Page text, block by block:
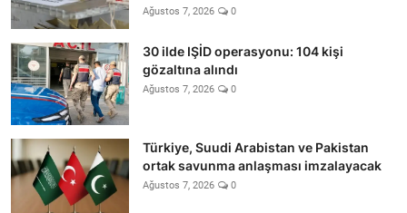
Ağustos 7, 2026 0
30 ilde IŞİD operasyonu: 104 kişi
gözaltına alındı
Ağustos 7, 2026 0
Türkiye, Suudi Arabistan ve Pakistan
ortak savunma anlaşması imzalayacak
Ağustos 7, 2026 0